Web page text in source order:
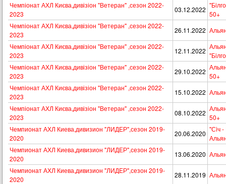
Чемпіонат АХЛ Києва,дивізіон "Ветеран" ,сезон 2022-
2023
03.12.2022
50+
Чемпіонат АХЛ Києва,дивізіон "Ветеран" ,сезон 2022-
2023
26.11.2022
Чемпіонат АХЛ Києва,дивізіон "Ветеран" ,сезон 2022-
2023
12.11.2022
Чемпіонат АХЛ Києва,дивізіон "Ветеран" ,сезон 2022-
2023
29.10.2022
50+
Чемпіонат АХЛ Києва,дивізіон "Ветеран" ,сезон 2022-
2023
15.10.2022
Чемпіонат АХЛ Києва,дивізіон "Ветеран" ,сезон 2022-
2023
08.10.2022
50+
Чемпионат АХЛ Киева,дивизион "ЛИДЕР",сезон 2019-
2020
20.06.2020
"Сiч -
Чемпионат АХЛ Киева,дивизион "ЛИДЕР",сезон 2019-
2020
13.06.2020
Чемпионат АХЛ Киева,дивизион "ЛИДЕР",сезон 2019-
2020
28.11.2019